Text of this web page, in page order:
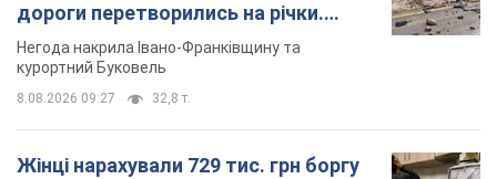
дороги перетворились на річки.
Відео
Негода накрила Івано-Франківщину та
курортний Буковель
8.08.2026 09:27 32,8 т.
Жінці нарахували 729 тис. грн боргу